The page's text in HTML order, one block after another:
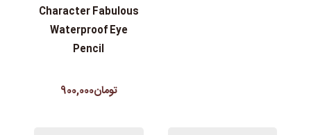
Character Fabulous
Waterproof Eye
Pencil
تومان900,000